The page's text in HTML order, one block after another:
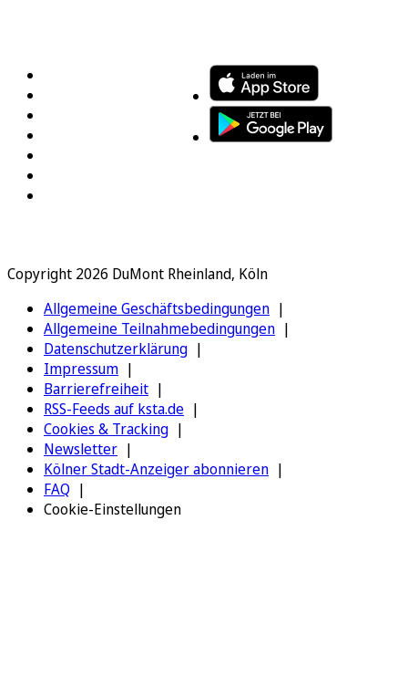
Copyright 2026 DuMont Rheinland, Köln
Allgemeine Geschäftsbedingungen
Allgemeine Teilnahmebedingungen
Datenschutzerklärung
Impressum
Barrierefreiheit
RSS-Feeds auf ksta.de
Cookies & Tracking
Newsletter
Kölner Stadt-Anzeiger abonnieren
FAQ
Cookie-Einstellungen